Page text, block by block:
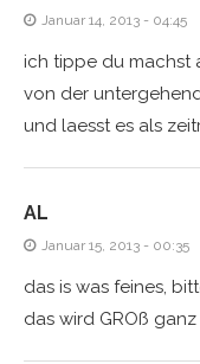
Januar 14, 2013 - 04:45
ich tippe du machst
von der
und laesst es als
AL
Januar 15, 2013 - 00:35
das is was feines,
das wird GROß ganz